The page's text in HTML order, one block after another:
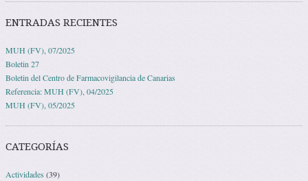
ENTRADAS RECIENTES
MUH (FV), 07/2025
Boletin 27
Boletin del Centro de Farmacovigilancia de Canarias
Referencia: MUH (FV), 04/2025
MUH (FV), 05/2025
CATEGORÍAS
Actividades (39)